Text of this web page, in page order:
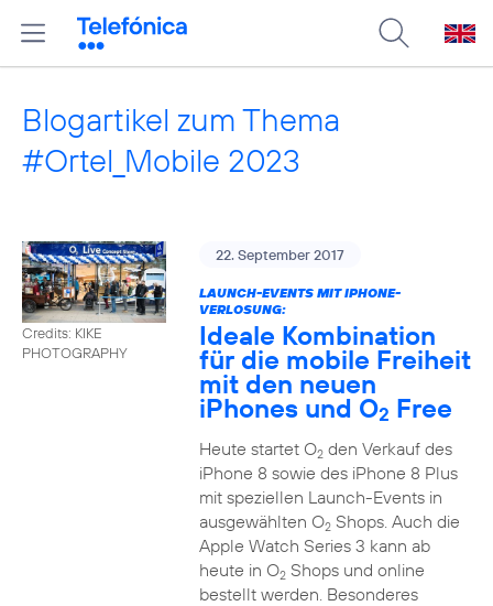
Blogartikel zum Thema
#Ortel_Mobile 2023
Credits: KIKE
PHOTOGRAPHY
22. September 2017
LAUNCH-EVENTS MIT IPHONE-
VERLOSUNG:
Ideale Kombination
für die mobile Freiheit
mit den neuen
iPhones und O2 Free
Heute startet O2den Verkauf des
iPhone 8 sowie des iPhone 8 Plus
mit speziellen Launch-Events in
ausgewählten O2Shops. Auch die
Apple Watch Series 3 kann ab
heute in O2Shops und online
bestellt werden. Besonderes